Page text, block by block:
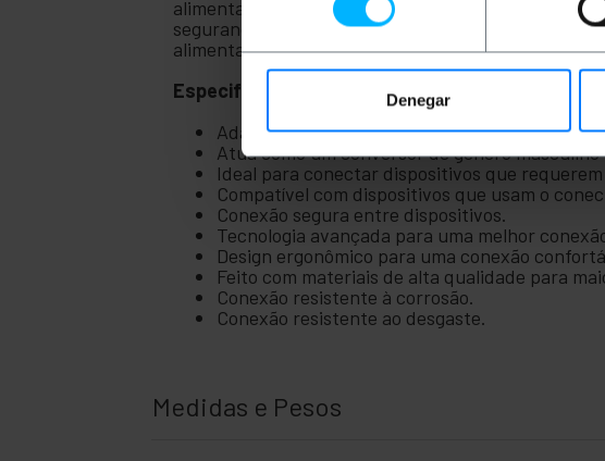
Denegar
alimentação MOLEX de 4 pinos sem ter que se
segurança. Esta solução prática e de alta
alimentação MOLEX de 4 pinos com um adaptador
Especificações
Adaptador de conector de alimentação
Atua como um conversor de gênero
Ideal para conectar dispositivos que
Compatível com dispositivos que usam o
Conexão segura entre dispositivos.
Tecnologia avançada para uma melhor
Design ergonômico para uma conexão
Feito com materiais de alta qualidade para
Conexão resistente à corrosão.
Conexão resistente ao desgaste.
Medidas e Pesos